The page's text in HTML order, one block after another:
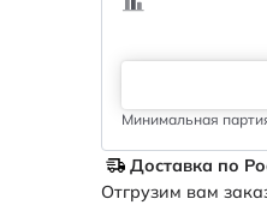
Минимальная
Доставка по
Отгрузим вам